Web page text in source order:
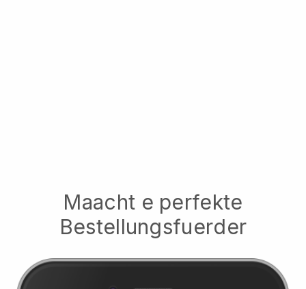
Maacht e perfekte
Bestellungsfuerder